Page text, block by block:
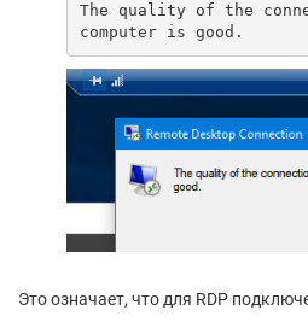
The quality of the
computer is good.
Это означает, что для RDP